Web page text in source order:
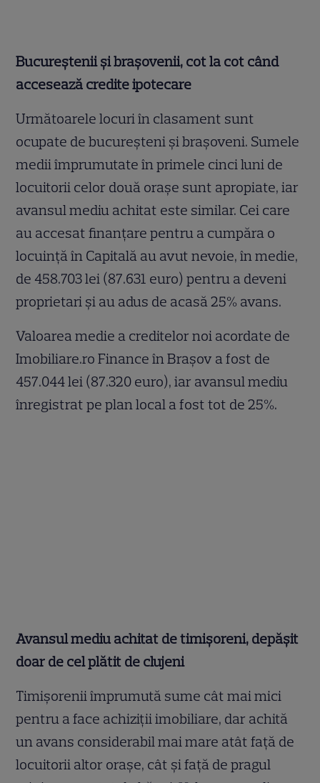
Bucureștenii și brașovenii, cot la cot când
accesează credite ipotecare
Următoarele locuri în clasament sunt
ocupate de bucureșteni și brașoveni. Sumele
medii împrumutate în primele cinci luni de
locuitorii celor două orașe sunt apropiate, iar
avansul mediu achitat este similar. Cei care
au accesat finanțare pentru a cumpăra o
locuință în Capitală au avut nevoie, în medie,
de 458.703 lei (87.631 euro) pentru a deveni
proprietari și au adus de acasă 25% avans.
Valoarea medie a creditelor noi acordate de
Imobiliare.ro Finance în Brașov a fost de
457.044 lei (87.320 euro), iar avansul mediu
înregistrat pe plan local a fost tot de 25%.
Avansul mediu achitat de timișoreni, depășit
doar de cel plătit de clujeni
Timișorenii împrumută sume cât mai mici
pentru a face achiziții imobiliare, dar achită
un avans considerabil mai mare atât față de
locuitorii altor orașe, cât și față de pragul